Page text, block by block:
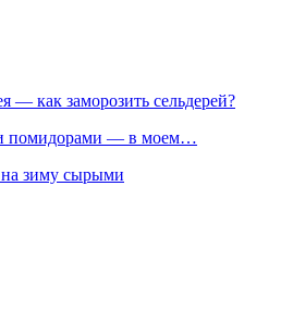
— как заморозить сельдерей?
помидорами — в моем…
на зиму сырыми